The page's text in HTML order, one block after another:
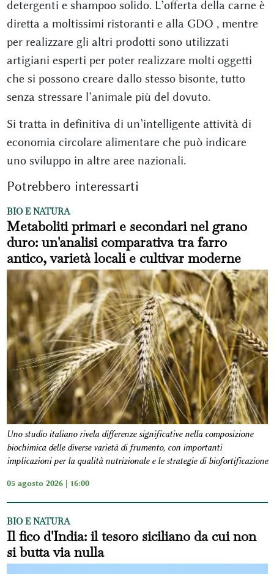
detergenti e shampoo solido. L’offerta della carne è
diretta a moltissimi ristoranti e alla GDO , mentre
per realizzare gli altri prodotti sono utilizzati
artigiani esperti per poter realizzare molti oggetti
che si possono creare dallo stesso bisonte, tutto
senza stressare l’animale più del dovuto.
Si tratta in definitiva di un’intelligente attività di
economia circolare alimentare che può indicare
uno sviluppo in altre aree nazionali.
Potrebbero interessarti
BIO E NATURA
Metaboliti primari e secondari nel grano
duro: un'analisi comparativa tra farro
antico, varietà locali e cultivar moderne
Uno studio italiano rivela differenze significative nella composizione
biochimica delle diverse varietà di frumento, con importanti
implicazioni per la qualità nutrizionale e le strategie di biofortificazione
05 agosto 2026 | 16:00
BIO E NATURA
Il fico d'India: il tesoro siciliano da cui non
si butta via nulla